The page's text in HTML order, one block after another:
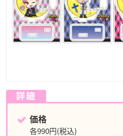
詳細
価格
各990円(税込)